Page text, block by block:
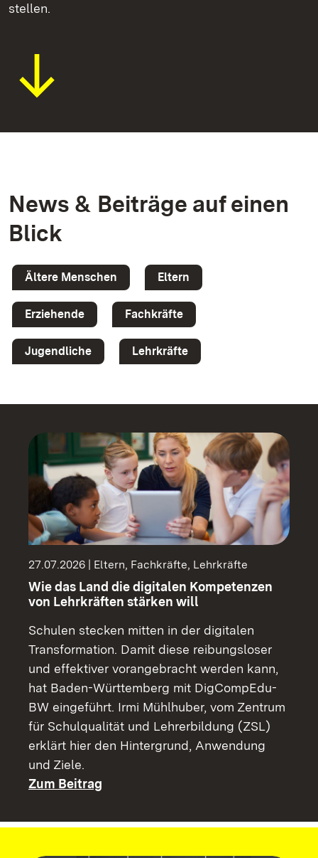
stellen.
News & Beiträge auf einen
Blick
Ältere Menschen Eltern
Erziehende Fachkräfte
Jugendliche Lehrkräfte
27.07.2026 | Eltern, Fachkräfte, Lehrkräfte
Wie das Land die digitalen Kompetenzen
von Lehrkräften stärken will
Schulen stecken mitten in der digitalen
Transformation. Damit diese reibungsloser
und effektiver vorangebracht werden kann,
hat Baden-Württemberg mit DigCompEdu-
BW eingeführt. Irmi Mühlhuber, vom Zentrum
für Schulqualität und Lehrerbildung (ZSL)
erklärt hier den Hintergrund, Anwendung
und Ziele.
Zum Beitrag